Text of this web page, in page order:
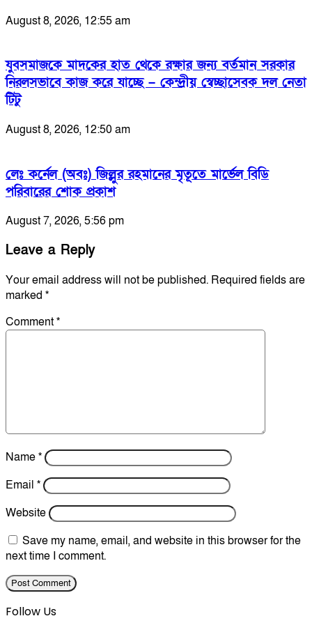
August 8, 2026, 12:55 am
যুবসমাজকে মাদকের হাত থেকে রক্ষার জন্য বর্তমান সরকার
নিরলসভাবে কাজ করে যাচ্ছে – কেন্দ্রীয় স্বেচ্ছাসেবক দল নেতা
টিটু
August 8, 2026, 12:50 am
লেঃ কর্নেল (অবঃ) জিল্লুর রহমানের মৃতূতে মার্ভেল বিডি
পরিবারের শোক প্রকাশ
August 7, 2026, 5:56 pm
Leave a Reply
Your email address will not be published. Required fields are
marked *
Comment*
Name*
Email *
Website
Save my name, email, and website in this browser for the
next time I comment.
Follow Us